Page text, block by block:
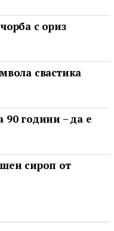
с ориз
свастика
години – да е
сироп от